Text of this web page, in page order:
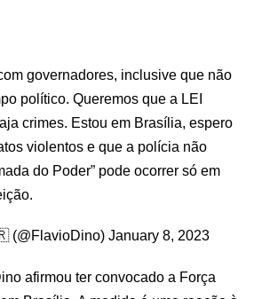
governadores, inclusive que não
político. Queremos que a LEI
crimes. Estou em Brasília, espero
violentos e que a polícia não
do Poder” pode ocorrer só em
January 8, 2023
afirmou ter convocado a Força